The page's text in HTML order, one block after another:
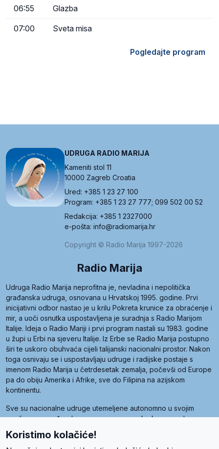
06:55 Glazba
07:00 Sveta misa
Pogledajte program
UDRUGA RADIO MARIJA
Kameniti stol 11
10000 Zagreb Croatia
Ured: +385 1 23 27 100
Program: +385 1 23 27 777; 099 502 00 52
Redakcija: +385 1 2327000
e-pošta: info@radiomarija.hr
Copyright © Radio Marija 1997-2026
Radio Marija
Udruga Radio Marija neprofitna je, nevladina i nepolitička
građanska udruga, osnovana u Hrvatskoj 1995. godine. Prvi
inicijativni odbor nastao je u krilu Pokreta krunice za obraćenje i
mir, a uoči osnutka uspostavljena je suradnja s Radio Marijom
Italije. Ideja o Radio Mariji i prvi program nastali su 1983. godine
u župi u Erbi na sjeveru Italije. Iz Erbe se Radio Marija postupno
širi te uskoro obuhvaća cijeli talijanski nacionalni prostor. Nakon
toga osnivaju se i uspostavljaju udruge i radijske postaje s
imenom Radio Marija u četrdesetak zemalja, počevši od Europe
pa do obiju Amerika i Afrike, sve do Filipina na azijskom
kontinentu.
Sve su nacionalne udruge utemeljene autonomno u svojim
zemljama, a međusobna su povezane preko krovne udruge
pod nazivom Svjetska obitelj Radio Marije (World Family of
Radio Maria). Svjetsku obitelj utemeljilo je sedam članica, među
Koristimo kolačiće!